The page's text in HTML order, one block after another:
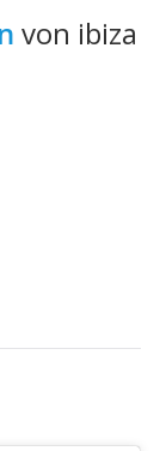
von ibiza